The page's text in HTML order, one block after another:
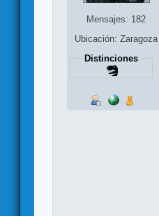
Mensajes: 182
Ubicación: Zaragoza
Distinciones